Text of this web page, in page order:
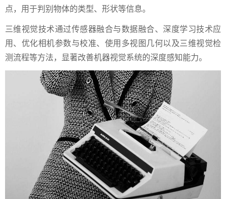
点，用于判别物体的类型、形状等信息。
三维视觉技术通过传感器融合与数据融合、深度学习技术应
用、优化相机参数与校准、使用多视图几何以及三维视觉检
测流程等方法，显著改善机器视觉系统的深度感知能力。